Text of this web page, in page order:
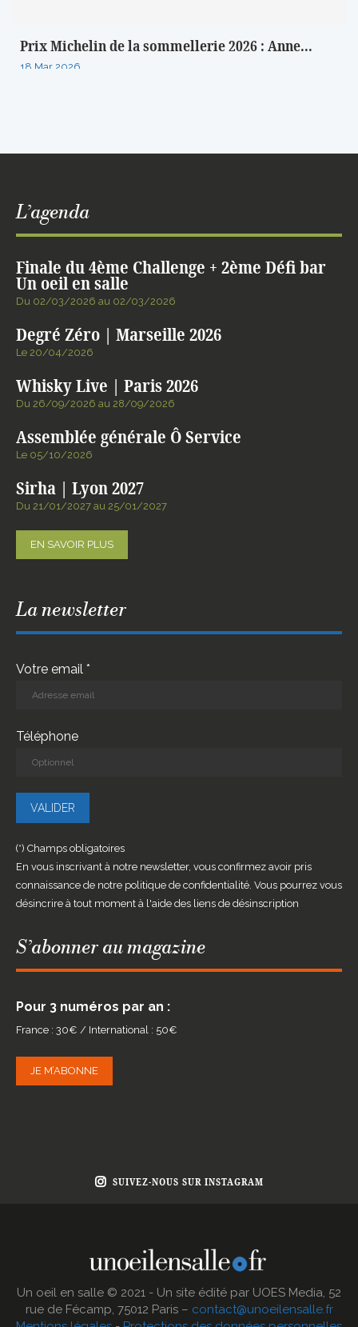
Prix Michelin de la sommellerie 2026 : Anne...
18 Mar 2026
L’agenda
Finale du 4ème Challenge + 2ème Défi bar
Un oeil en salle
Du 02/03/2026 au 02/03/2026
Degré Zéro | Marseille 2026
Le 20/04/2026
Whisky Live | Paris 2026
Du 26/09/2026 au 28/09/2026
Assemblée générale Ô Service
Le 05/10/2026
Sirha | Lyon 2027
Du 21/01/2027 au 25/01/2027
EN SAVOIR PLUS
La newsletter
Votre email *
Téléphone
(*) Champs obligatoires
En vous inscrivant à notre newsletter, vous confirmez avoir pris
connaissance de notre politique de confidentialité. Vous pourrez vous
désincrire à tout moment à l'aide des liens de désinscription
S’abonner au magazine
Pour 3 numéros par an :
France : 30€ / International : 50€
JE M’ABONNE
SUIVEZ-NOUS SUR INSTAGRAM
Un oeil en salle © 2021 - Un site édité par UOES Media, 52
rue de Fécamp, 75012 Paris – contact@unoeilensalle.fr